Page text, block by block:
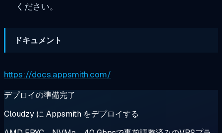
ください。
ドキュメント
https://docs.appsmith.com/
デプロイの準備完了
Cloudzy に Appsmith をデプロイする